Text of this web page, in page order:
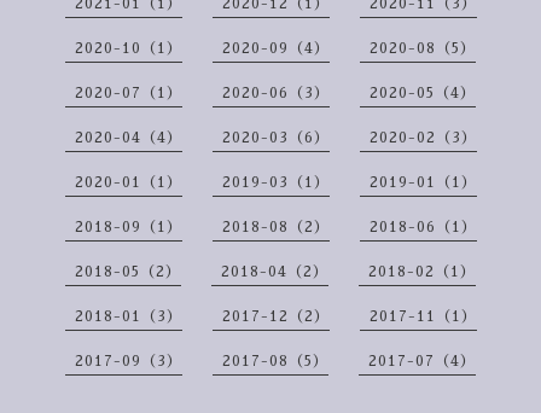
2021-01（1） 2020-12（1） 2020-11（3）
2020-10（1） 2020-09（4） 2020-08（5）
2020-07（1） 2020-06（3） 2020-05（4）
2020-04（4） 2020-03（6） 2020-02（3）
2020-01（1） 2019-03（1） 2019-01（1）
2018-09（1） 2018-08（2） 2018-06（1）
2018-05（2） 2018-04（2） 2018-02（1）
2018-01（3） 2017-12（2） 2017-11（1）
2017-09（3） 2017-08（5） 2017-07（4）